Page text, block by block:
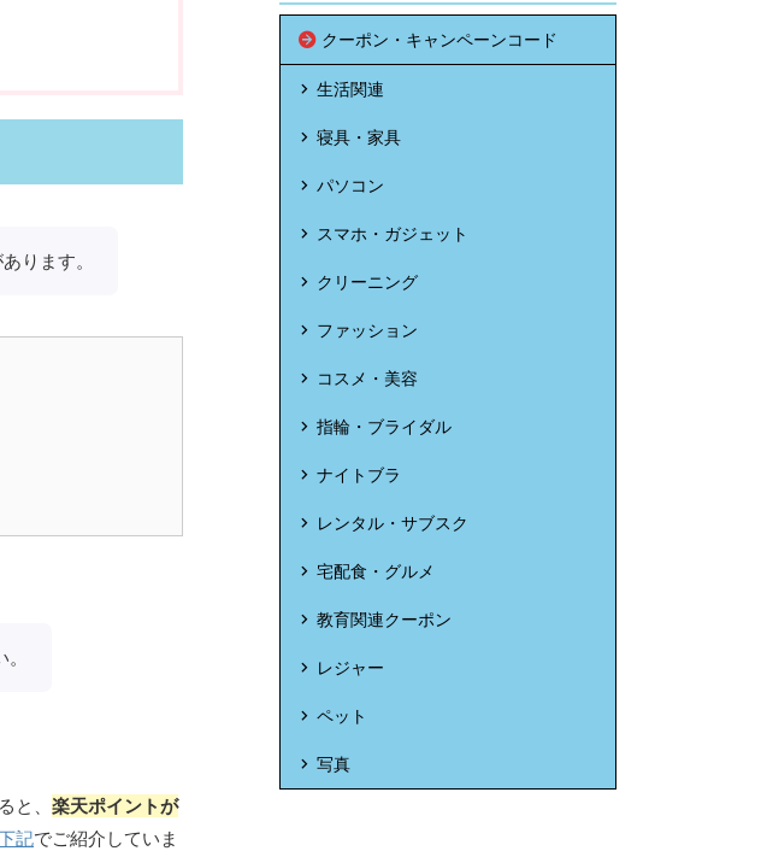
ります。
と、 楽天ポイントが
記でご紹介していま
クーポン・キャンペーンコード
生活関連
寝具・家具
パソコン
スマホ・ガジェット
クリーニング
ファッション
コスメ・美容
指輪・ブライダル
ナイトブラ
レンタル・サブスク
宅配食・グルメ
教育関連クーポン
レジャー
ペット
写真